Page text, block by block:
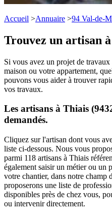
Accueil >Annuaire >94 Val-de-
Trouvez un artisan
Si vous avez un projet de
maison ou votre appartement,
pouvons vous aider à trouver
vos travaux.
Les artisans à Thiais
demandés.
Cliquez sur l'artisan dont vous
liste ci-dessous. Nous vous
parmi 118 artisans à Thiais
également saisir un métier ou un
votre chantier, dans notre champ
proposerons une liste de
disponibles près de chez vous,
ou intervenir directement.